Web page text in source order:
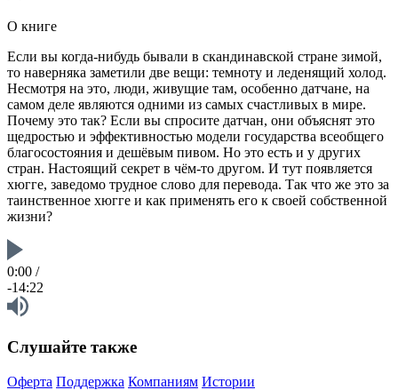
О книге
Если вы когда-нибудь бывали в скандинавской стране зимой,
то наверняка заметили две вещи: темноту и леденящий холод.
Несмотря на это, люди, живущие там, особенно датчане, на
самом деле являются одними из самых счастливых в мире.
Почему это так? Если вы спросите датчан, они объяснят это
щедростью и эффективностью модели государства всеобщего
благосостояния и дешёвым пивом. Но это есть и у других
стран. Настоящий секрет в чём-то другом. И тут появляется
хюгге, заведомо трудное слово для перевода. Так что же это за
таинственное хюгге и как применять его к своей собственной
жизни?
0:00 /
-14:22
Слушайте также
Оферта Поддержка Компаниям Истории